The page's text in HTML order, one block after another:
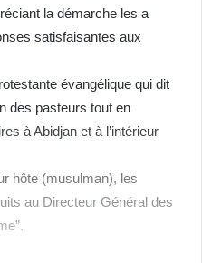
la démarche les a
satisfaisantes aux
évangélique qui dit
des pasteurs tout en
à Abidjan et à l’intérieur
hôte (musulman), les
au Directeur Général des